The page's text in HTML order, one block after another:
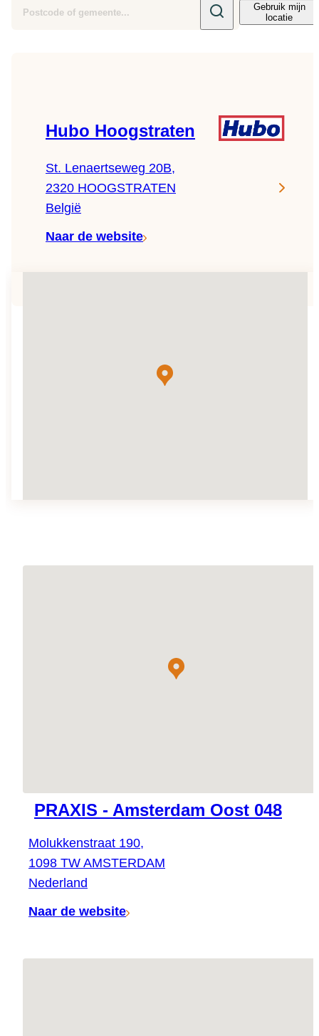
FAQ
Gebruik mijn
locatie
Hubo Hoogstraten
St. Lenaertseweg 20B,
2320 HOOGSTRATEN
België
Naar de website
PRAXIS - Amsterdam Oost 048
Molukkenstraat 190,
1098 TW AMSTERDAM
Nederland
Naar de website